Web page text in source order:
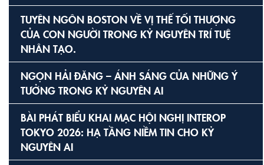
TUYÊN NGÔN BOSTON VỀ VỊ THẾ TỐI THƯỢNG
CỦA CON NGƯỜI TRONG KỶ NGUYÊN TRÍ TUỆ
NHÂN TẠO.
NGỌN HẢI ĐĂNG – ÁNH SÁNG CỦA NHỮNG Ý
TƯỞNG TRONG KỶ NGUYÊN AI
BÀI PHÁT BIỂU KHAI MẠC HỘI NGHỊ INTEROP
TOKYO 2026: HẠ TẦNG NIỀM TIN CHO KỶ
NGUYÊN AI